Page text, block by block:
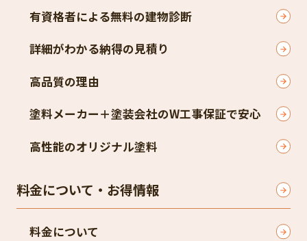
有資格者による無料の建物診断
詳細がわかる納得の見積り
高品質の理由
塗料メーカー＋塗装会社のW工事保証で安心
高性能のオリジナル塗料
料金について・お得情報
料金について